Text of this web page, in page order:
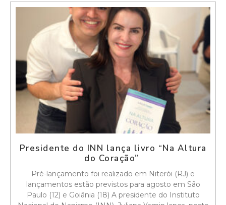
Presidente do INN lança livro “Na Altura
do Coração”
Pré-lançamento foi realizado em Niterói (RJ) e
lançamentos estão previstos para agosto em São
Paulo (12) e Goiânia (18) A presidente do Instituto